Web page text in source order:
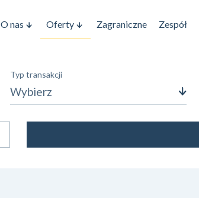
O nas Oferty Zagraniczne Zespół
Typ transakcji
Wybierz
Powierzchnia